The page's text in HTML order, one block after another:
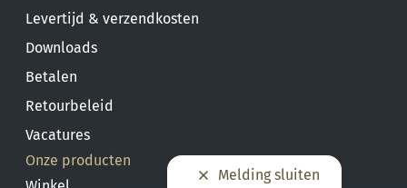
Melding sluiten
Levertijd & verzendkosten
Downloads
Betalen
Retourbeleid
Vacatures
Onze producten